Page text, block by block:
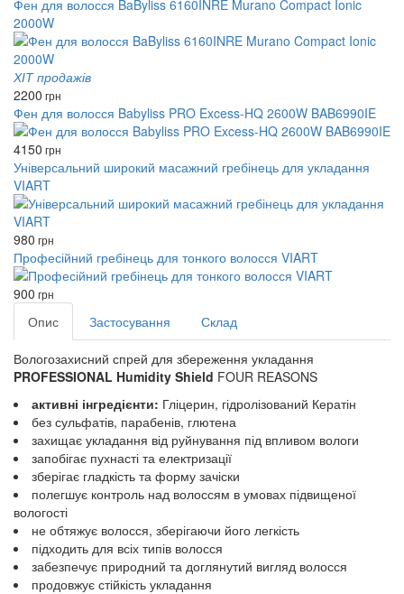
Фен для волосся BaByliss 6160INRE Murano Compact Ionic
2000W
ХІТ продажів
2200 грн
Фен для волосся Babyliss PRO Excess-HQ 2600W BAB6990IE
4150 грн
Універсальний широкий масажний гребінець для укладання
VIART
980 грн
Професійний гребінець для тонкого волосся VIART
900 грн
Опис Застосування Склад
Вологозахисний спрей для збереження укладання
PROFESSIONAL Humidity Shield FOUR REASONS
активні інгредієнти: Гліцерин, гідролізований Кератін
без сульфатів, парабенів, глютена
захищає укладання від руйнування під впливом вологи
запобігає пухнасті та електризації
зберігає гладкість та форму зачіски
полегшує контроль над волоссям в умовах підвищеної
вологості
не обтяжує волосся, зберігаючи його легкість
підходить для всіх типів волосся
забезпечує природний та доглянутий вигляд волосся
продовжує стійкість укладання